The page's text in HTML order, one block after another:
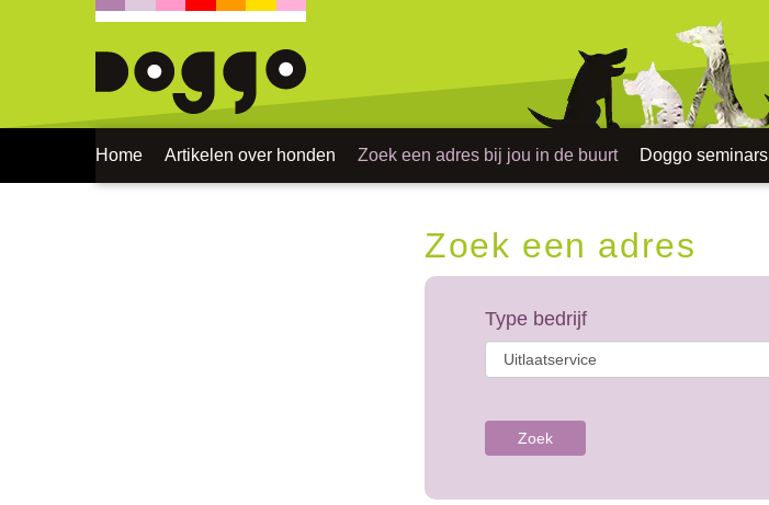
Home Artikelen over honden Zoek een adres bij jou in de buurt Doggo seminars
Zoek een adres
Type bedrijf
Zoek